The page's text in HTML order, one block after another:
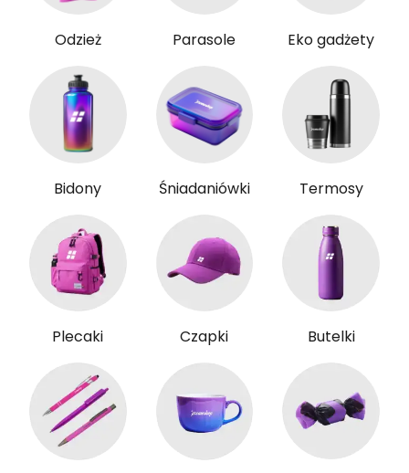
Odzież Parasole Eko gadżety
Bidony Śniadaniówki Termosy
Plecaki Czapki Butelki